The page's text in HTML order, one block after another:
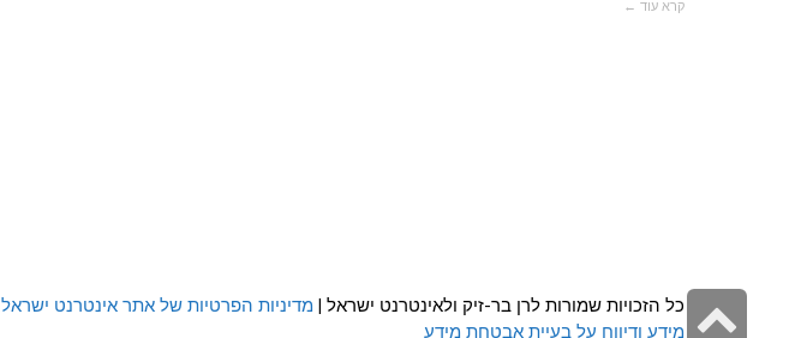
קרא עוד ←
כל הזכויות שמורות לרן בר-זיק ולאינטרנט ישראל | מדיניות הפרטיות של אתר אינטרנט ישראל
מידע ודיווח על בעיית אבטחת מידע
גלילה